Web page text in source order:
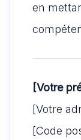
en
[Votre
[Votre
[Code